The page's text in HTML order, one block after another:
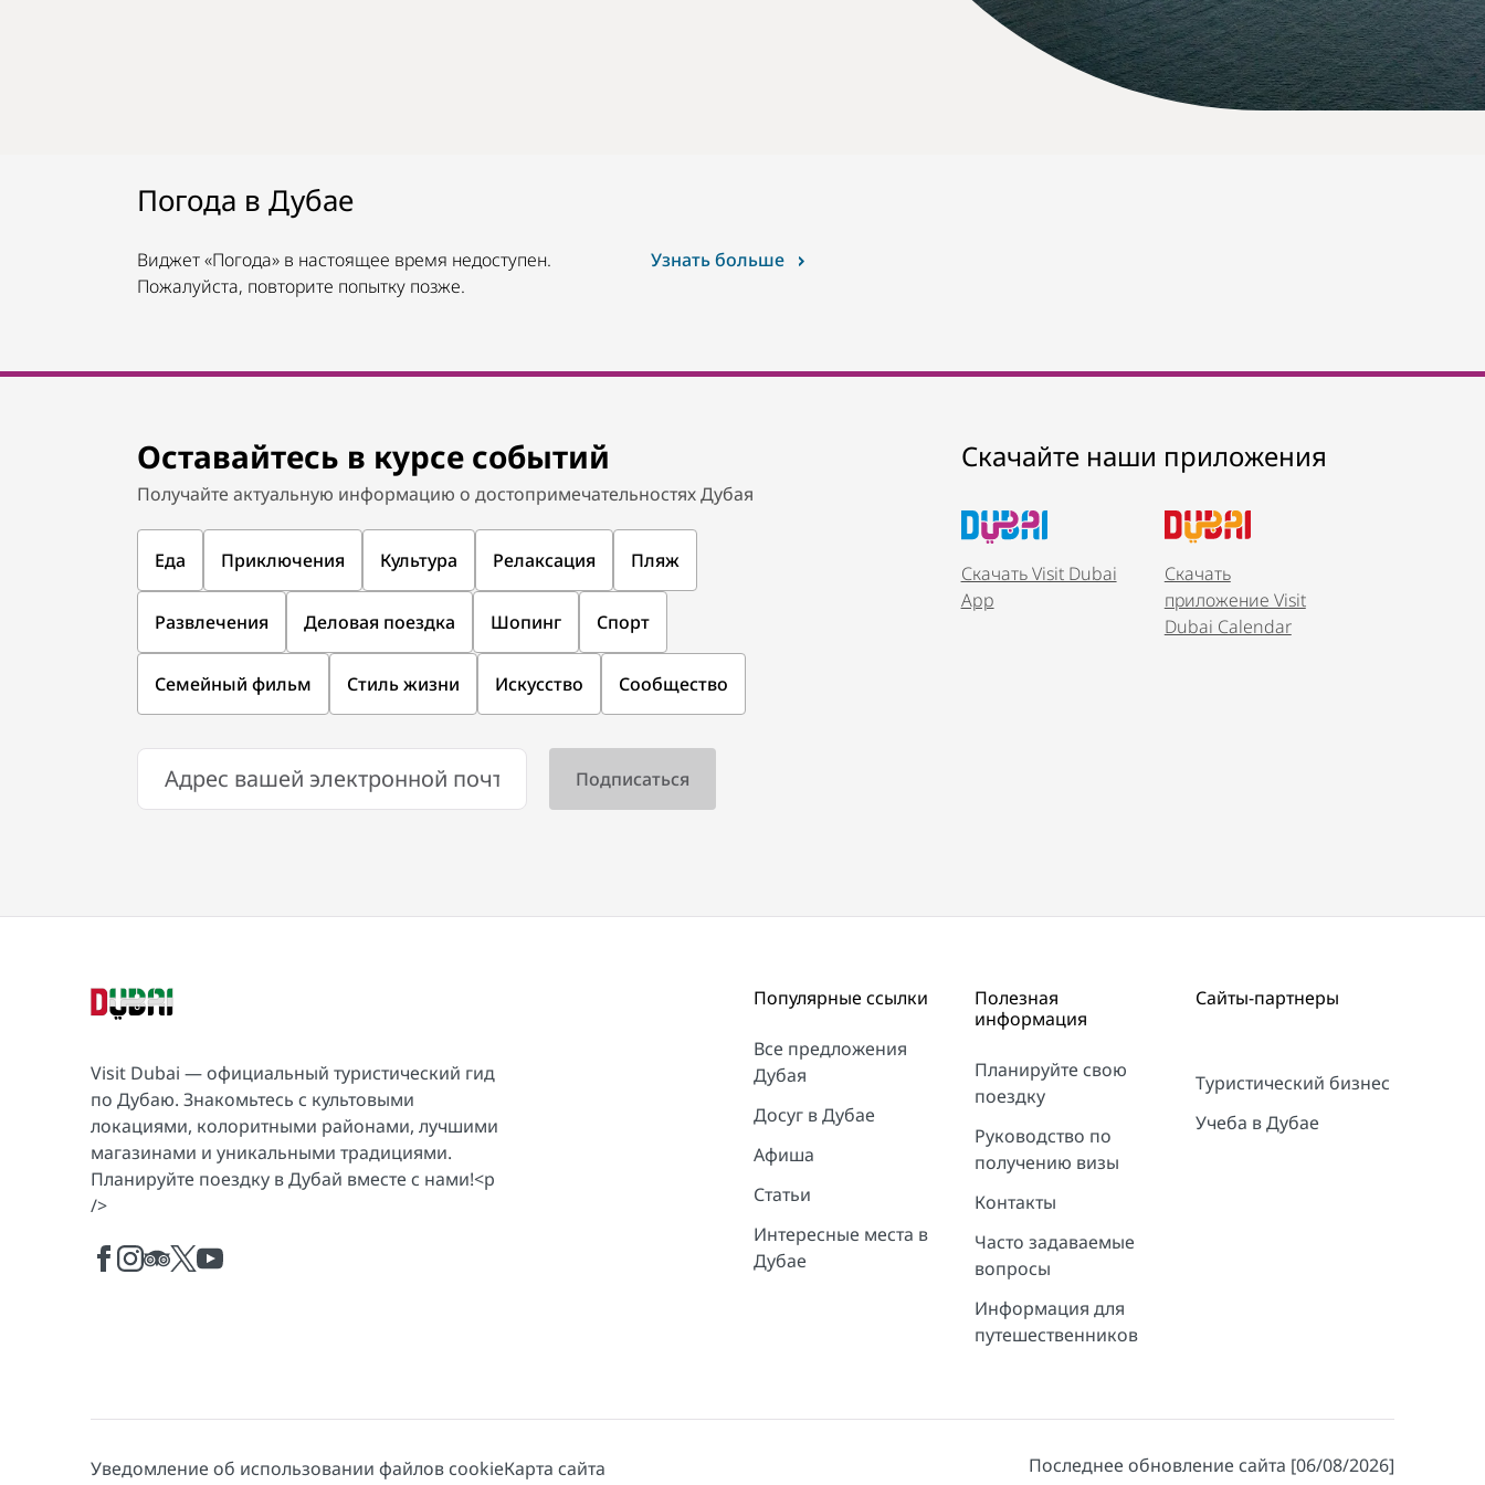
Погода в Дубае
Виджет «Погода» в настоящее время недоступен.
Пожалуйста, повторите попытку позже.
Узнать больше
Оставайтесь в курсе событий
Получайте актуальную информацию о достопримечательностях Дубая
Еда Приключения Культура Релаксация Пляж
Развлечения Деловая поездка Шопинг Спорт
Семейный фильм Стиль жизни Искусство Сообщество
Скачайте наши приложения
Скачать Visit Dubai
App
Скачать
приложение Visit
Dubai Calendar
Visit Dubai — официальный туристический гид
по Дубаю. Знакомьтесь с культовыми
локациями, колоритными районами, лучшими
магазинами и уникальными традициями.
Планируйте поездку в Дубай вместе с нами!<p
/>
Популярные ссылки
Все предложения
Дубая
Досуг в Дубае
Афиша
Статьи
Интересные места в
Дубае
Полезная
информация
Планируйте свою
поездку
Руководство по
получению визы
Контакты
Часто задаваемые
вопросы
Информация для
путешественников
Сайты-партнеры
Туристический бизнес
Учеба в Дубае
Уведомление об использовании файлов cookieКарта сайта Последнее обновление сайта [06/08/2026]